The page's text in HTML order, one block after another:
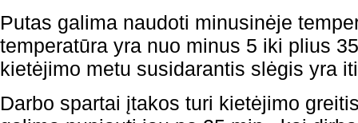
Putas galima naudoti minusinėje
temperatūra yra nuo minus 5 iki plius
kietėjimo metu susidarantis slėgis yra
Darbo spartai įtakos turi kietėjimo